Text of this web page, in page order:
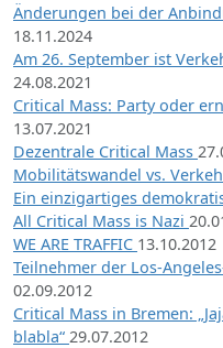
Änderungen bei der
18.11.2024
Am 26. September ist
24.08.2021
Critical Mass: Party oder
13.07.2021
Dezentrale Critical Mass
Mobilitätswandel vs.
Ein einzigartiges
All Critical Mass is Nazi
WE ARE TRAFFIC 13.10.2012
Teilnehmer der Los-
02.09.2012
Critical Mass in Bremen:
blabla“ 29.07.2012